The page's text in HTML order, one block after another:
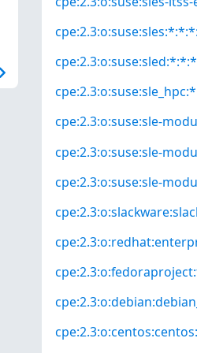
cpe:2.3:o:suse:sle-
cpe:2.3:o:suse:sle-
cpe:2.3:o:suse:sle-